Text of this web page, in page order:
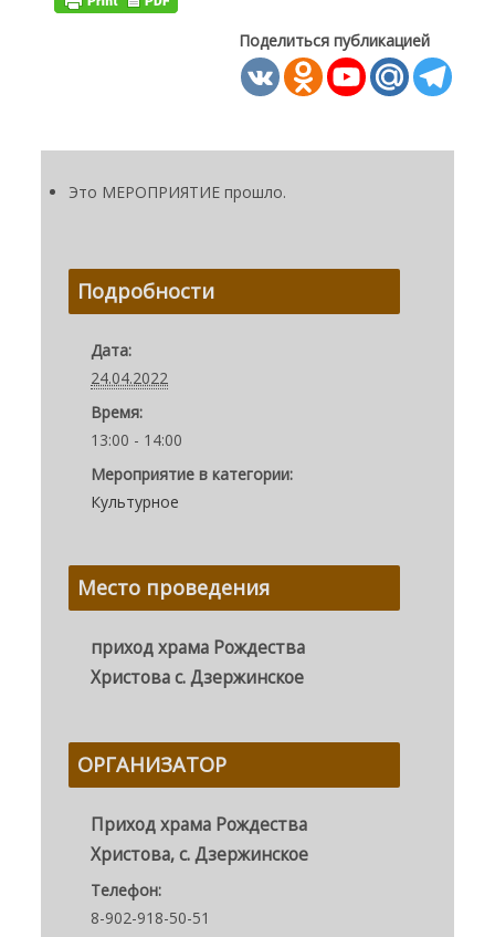
Поделиться публикацией
Это МЕРОПРИЯТИЕ прошло.
Подробности
Дата:
24.04.2022
Время:
13:00 - 14:00
Мероприятие в категории:
Культурное
Место проведения
приход храма Рождества
Христова с. Дзержинское
ОРГАНИЗАТОР
Приход храма Рождества
Христова, с. Дзержинское
Телефон:
8-902-918-50-51